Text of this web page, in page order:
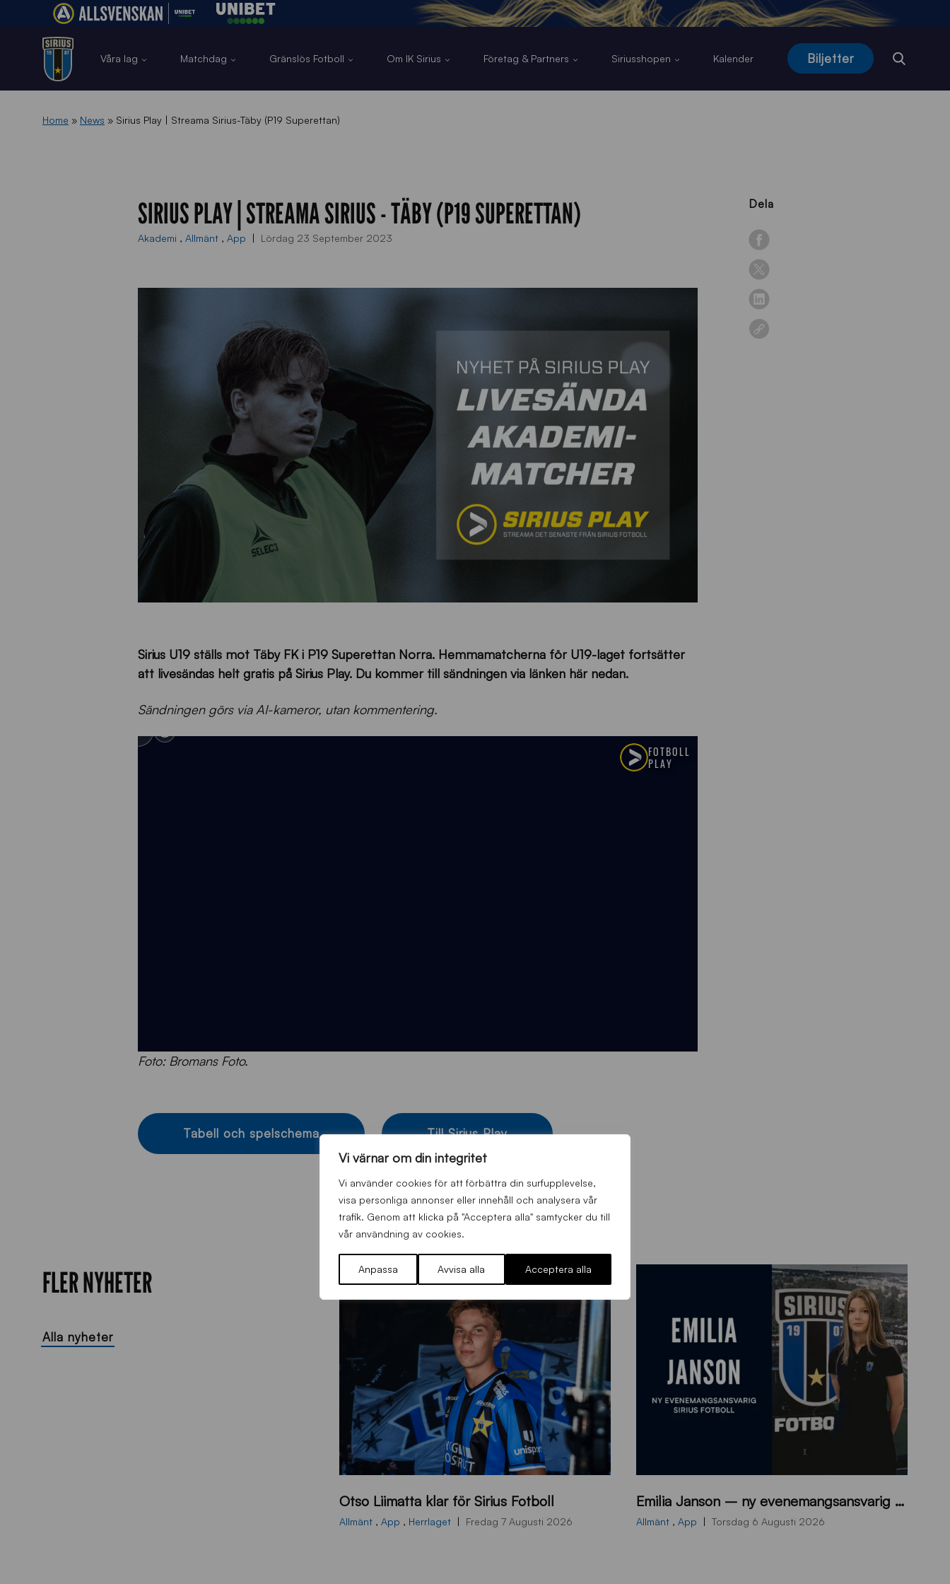
Vi värnar om din integritet
Vi använder cookies för att förbättra din surfupplevelse,
visa personliga annonser eller innehåll och analysera vår
trafik. Genom att klicka på "Acceptera alla" samtycker du till
vår användning av cookies.
Anpassa Avvisa alla Acceptera alla
Våra lag Matchdag Gränslös Fotboll Om IK Sirius Företag & Partners Siriusshopen Kalender Biljetter
Home » News » Sirius Play | Streama Sirius-Täby (P19 Superettan)
Dela
SIRIUS PLAY | STREAMA SIRIUS - TÄBY (P19 SUPERETTAN)
Akademi , Allmänt , App Lördag 23 September 2023
Sirius U19 ställs mot Täby FK i P19 Superettan Norra. Hemmamatcherna för U19-laget fortsätter
att livesändas helt gratis på Sirius Play. Du kommer till sändningen via länken här nedan.
Sändningen görs via AI-kameror, utan kommentering.
Foto: Bromans Foto.
Tabell och spelschema Till Sirius Play
FLER NYHETER
Alla nyheter
L
_
Otso Liimatta klar för Sirius Fotboll
Allmänt , App , Herrlaget Fredag 7 Augusti 2026
0
0
Emilia Janson – ny evenemangsansvarig för Sirius Fotboll
Allmänt , App Torsdag 6 Augusti 2026